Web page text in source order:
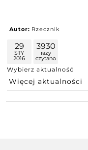
Autor: Rzecznik
29
STY
2016
3930
razy
czytano
Wybierz aktualność